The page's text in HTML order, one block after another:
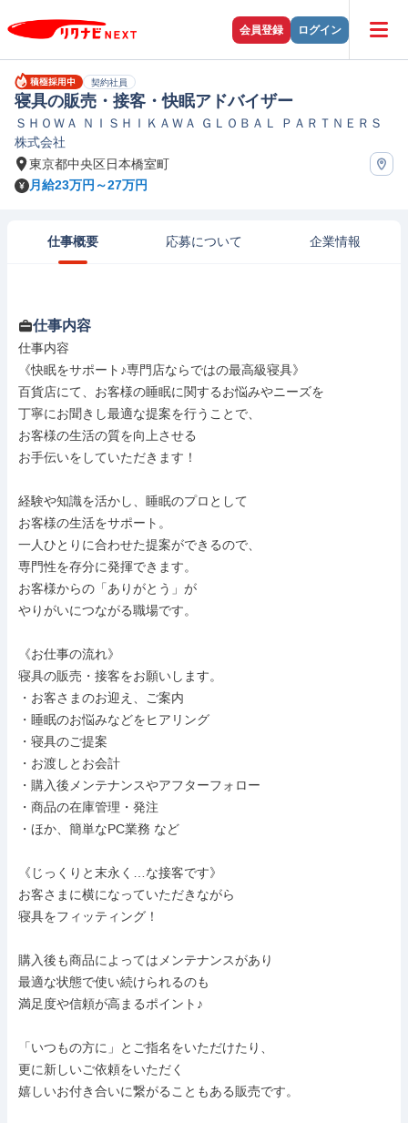
会員登録 ログイン
契約社員
寝具の販売・接客・快眠アドバイザー
ＳＨＯＷＡ ＮＩＳＨＩＫＡＷＡ ＧＬＯＢＡＬ ＰＡＲＴＮＥＲＳ
株式会社
東京都中央区日本橋室町
月給23万円～27万円
仕事概要 応募について 企業情報
仕事内容
仕事内容
《快眠をサポート♪専門店ならではの最高級寝具》
百貨店にて、お客様の睡眠に関するお悩みやニーズを
丁寧にお聞きし最適な提案を行うことで、
お客様の生活の質を向上させる
お手伝いをしていただきます！
経験や知識を活かし、睡眠のプロとして
お客様の生活をサポート。
一人ひとりに合わせた提案ができるので、
専門性を存分に発揮できます。
お客様からの「ありがとう」が
やりがいにつながる職場です。
《お仕事の流れ》
寝具の販売・接客をお願いします。
・お客さまのお迎え、ご案内
・睡眠のお悩みなどをヒアリング
・寝具のご提案
・お渡しとお会計
・購入後メンテナンスやアフターフォロー
・商品の在庫管理・発注
・ほか、簡単なPC業務 など
《じっくりと末永く…な接客です》
お客さまに横になっていただきながら
寝具をフィッティング！
購入後も商品によってはメンテナンスがあり
最適な状態で使い続けられるのも
満足度や信頼が高まるポイント♪
「いつもの方に」とご指名をいただけたり、
更に新しいご依頼をいただく
嬉しいお付き合いに繋がることもある販売です。